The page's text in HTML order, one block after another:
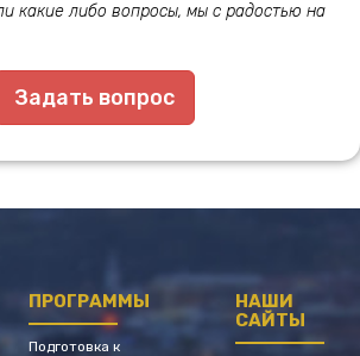
какие либо вопросы, мы с радостью на
Задать вопрос
ПРОГРАММЫ
Подготовка к
НАШИ
САЙТЫ